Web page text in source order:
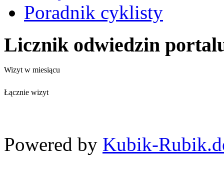
Poradnik cyklisty
Licznik odwiedzin
Wizyt w miesiącu
Łącznie wizyt
Powered by Kubik-